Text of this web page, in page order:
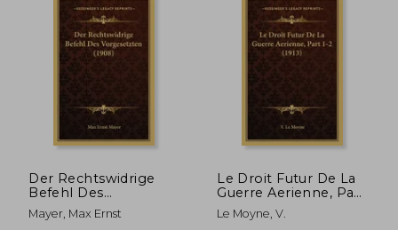
Der Rechtswidrige
Befehl Des
Vorgesetzten (1908)
(en Alemán)
Mayer, Max Ernst
Le Droit Futur De La
Guerre Aerienne, Part
1-2 (1913) (en Francés)
Le Moyne, V.